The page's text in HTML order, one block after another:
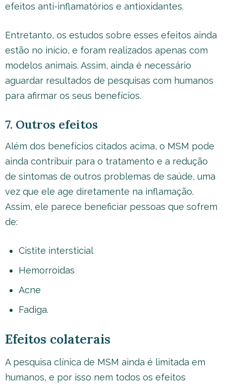
efeitos anti-inflamatórios e antioxidantes.
Entretanto, os estudos sobre esses efeitos ainda
estão no início, e foram realizados apenas com
modelos animais. Assim, ainda é necessário
aguardar resultados de pesquisas com humanos
para afirmar os seus benefícios.
7. Outros efeitos
Além dos benefícios citados acima, o MSM pode
ainda contribuir para o tratamento e a redução
de sintomas de outros problemas de saúde, uma
vez que ele age diretamente na inflamação.
Assim, ele parece beneficiar pessoas que sofrem
de:
Cistite intersticial
Hemorroidas
Acne
Fadiga.
Efeitos colaterais
A pesquisa clínica de MSM ainda é limitada em
humanos, e por isso nem todos os efeitos